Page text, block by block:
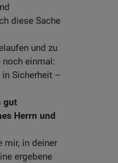
diese Sache
und zu
noch einmal:
Sicherheit –
gut
Herrn und
mir, in deiner
ergebene